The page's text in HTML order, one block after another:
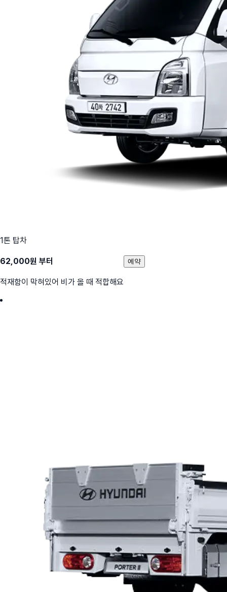
1톤 탑차
62,000원 부터
적재함이 막혀있어 비가 올 때 적합해요
예약